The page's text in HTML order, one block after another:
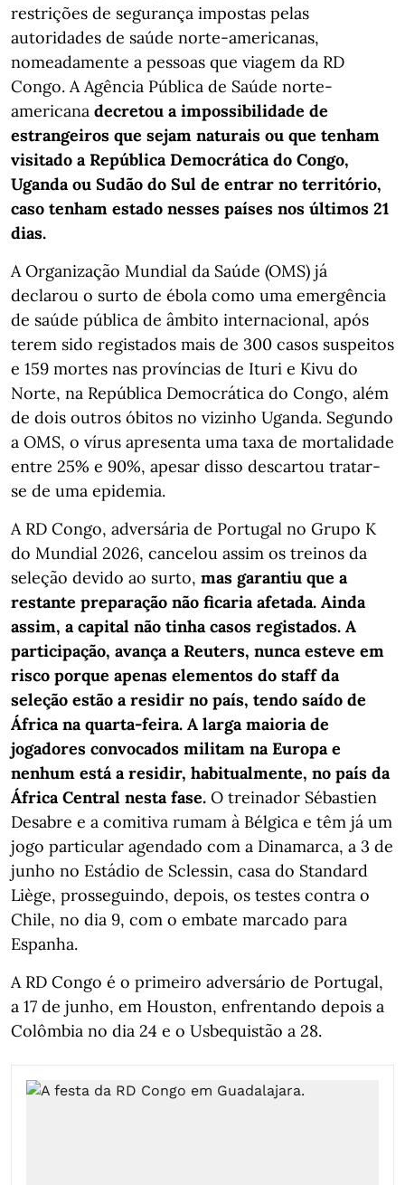
restrições de segurança impostas pelas
autoridades de saúde norte-americanas,
nomeadamente a pessoas que viagem da RD
Congo. A Agência Pública de Saúde norte-
americana decretou a impossibilidade de
estrangeiros que sejam naturais ou que tenham
visitado a República Democrática do Congo,
Uganda ou Sudão do Sul de entrar no território,
caso tenham estado nesses países nos últimos 21
dias.
A Organização Mundial da Saúde (OMS) já
declarou o surto de ébola como uma emergência
de saúde pública de âmbito internacional, após
terem sido registados mais de 300 casos suspeitos
e 159 mortes nas províncias de Ituri e Kivu do
Norte, na República Democrática do Congo, além
de dois outros óbitos no vizinho Uganda. Segundo
a OMS, o vírus apresenta uma taxa de mortalidade
entre 25% e 90%, apesar disso descartou tratar-
se de uma epidemia.
A RD Congo, adversária de Portugal no Grupo K
do Mundial 2026, cancelou assim os treinos da
seleção devido ao surto, mas garantiu que a
restante preparação não ficaria afetada. Ainda
assim, a capital não tinha casos registados. A
participação, avança a Reuters, nunca esteve em
risco porque apenas elementos do staff da
seleção estão a residir no país, tendo saído de
África na quarta-feira. A larga maioria de
jogadores convocados militam na Europa e
nenhum está a residir, habitualmente, no país da
África Central nesta fase. O treinador Sébastien
Desabre e a comitiva rumam à Bélgica e têm já um
jogo particular agendado com a Dinamarca, a 3 de
junho no Estádio de Sclessin, casa do Standard
Liège, prosseguindo, depois, os testes contra o
Chile, no dia 9, com o embate marcado para
Espanha.
A RD Congo é o primeiro adversário de Portugal,
a 17 de junho, em Houston, enfrentando depois a
Colômbia no dia 24 e o Usbequistão a 28.